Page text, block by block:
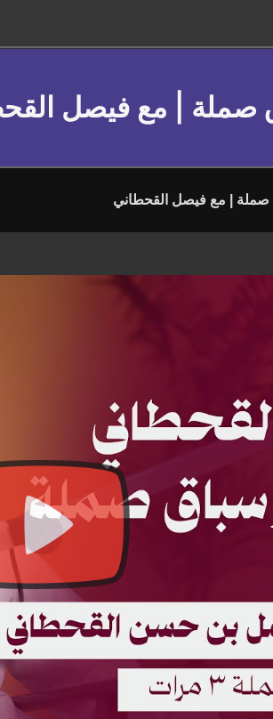
صملة | مع فيصل
صملة | مع فيصل القحطاني